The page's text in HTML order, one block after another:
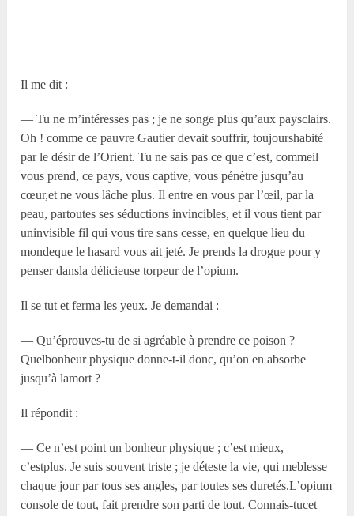
Il me dit :
— Tu ne m’intéresses pas ; je ne songe plus qu’aux paysclairs.
Oh ! comme ce pauvre Gautier devait souffrir, toujourshabité
par le désir de l’Orient. Tu ne sais pas ce que c’est, commeil
vous prend, ce pays, vous captive, vous pénètre jusqu’au
cœur,et ne vous lâche plus. Il entre en vous par l’œil, par la
peau, partoutes ses séductions invincibles, et il vous tient par
uninvisible fil qui vous tire sans cesse, en quelque lieu du
mondeque le hasard vous ait jeté. Je prends la drogue pour y
penser dansla délicieuse torpeur de l’opium.
Il se tut et ferma les yeux. Je demandai :
— Qu’éprouves-tu de si agréable à prendre ce poison ?
Quelbonheur physique donne-t-il donc, qu’on en absorbe
jusqu’à lamort ?
Il répondit :
— Ce n’est point un bonheur physique ; c’est mieux,
c’estplus. Je suis souvent triste ; je déteste la vie, qui meblesse
chaque jour par tous ses angles, par toutes ses duretés.L’opium
console de tout, fait prendre son parti de tout. Connais-tucet